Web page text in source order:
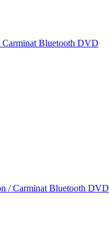
Bluetooth DVD
/ Carminat Bluetooth DVD